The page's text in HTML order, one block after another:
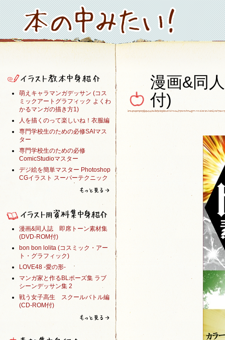
萌えキャラマンガデッサン (コス
ミックアートグラフィック よくわ
かるマンガの描き方1)
人を描くのって楽しいね！衣服編
専門学校生のための必修SAIマス
ター
専門学校生のための必修
ComicStudioマスター
デジ絵を簡単マスター Photoshop
CGイラスト スーパーテクニック
漫画&同人誌 即席トーン素材集
(DVD-ROM付)
bon bon lolita (コスミック・アー
ト・グラフィック)
LOVE48 -愛の形-
マンガ家と作るBLポーズ集 ラブ
シーンデッサン集 2
戦う女子高生 スクールバトル編
(CD-ROM付)
漫画&同
付)